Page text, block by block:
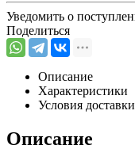
Уведомить о
Поделиться
Описание
Характеристики
Условия доставки
Описание